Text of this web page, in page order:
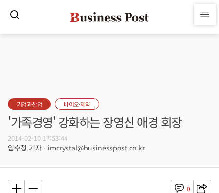
기업과산업 바이오·제약
'가족경영' 강화하는 장영신 애경 회장
2014-02-10 17:53:44
임수정 기자 - imcrystal@businesspost.co.kr
0